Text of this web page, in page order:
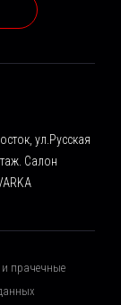
ул.Русская
Салон
и прачечные